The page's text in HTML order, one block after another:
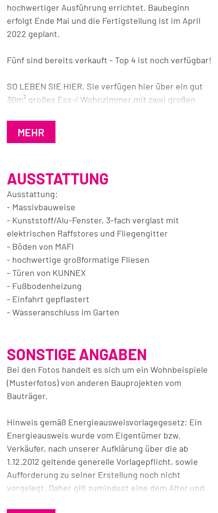
hochwertiger Ausführung errichtet. Baubeginn
erfolgt Ende Mai und die Fertigstellung ist im April
2022 geplant.
Fünf sind bereits verkauft - Top 4 ist noch verfügbar!
SO LEBEN SIE HIER. Sie verfügen hier über ein gut
30m² großes Ess-/ Wohnzimmer mit zwei großen
Kinderzimmer oder auch als Arbeitszimmer an.
Das BAD hat eine bodenebene Dusche, Waschbecken
und WC. Und Tageslicht!
Beim Boden haben Sie die Wahl: bei der Firma MAFI
wählen Sie den Parkettboden aus und beim
Bauzentrum Hannak die Fliesen.
Ihr Auto können Sie ganz bequem direkt vor der
Wohnung abstellen, zur Wohnung gehört ein Carport
6m² großen, absperrbaren Abstellraum direkt beim
Carport.
UNSERE PERSÖNLICHE MEINUNG. Wenn Sie ein
Zuhause suchen, das sich für das glückliche
kaufen Sie hier richtig. Die nahen Schulen oder der
Kindergarten in Schlenderweite, das sichere,
kinderliebe Umfeld und die vielen Möglichkeiten zum
Spielen und Naturerleben werden Ihnen die
Gewissheit schenken, dass Ihr Kind hier eine
behütete Kindheit haben werden.
MEHR
AUSSTATTUNG
Ausstattung:
- Massivbauweise
- Kunststoff/Alu-Fenster, 3-fach verglast mit
elektrischen Raffstores und Fliegengitter
- Böden von MAFI
- hochwertige großformatige Fliesen
- Türen von KUNNEX
- Fußbodenheizung
- Einfahrt gepflastert
- Wasseranschluss im Garten
SONSTIGE ANGABEN
Bei den Fotos handelt es sich um ein Wohnbeispiele
(Musterfotos) von anderen Bauprojekten vom
Bauträger.
Hinweis gemäß Energieausweisvorlagegesetz: Ein
Energieausweis wurde vom Eigentümer bzw.
Verkäufer, nach unserer Aufklärung über die ab
1.12.2012 geltende generelle Vorlagepflicht, sowie
Aufforderung zu seiner Erstellung noch nicht
vorgelegt. Daher gilt zumindest eine dem Alter und